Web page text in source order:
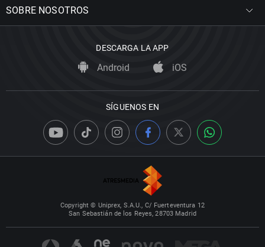
SOBRE NOSOTROS
DESCARGA LA APP
Android iOS
SÍGUENOS EN
Copyright © Uniprex, S.A.U., C/ Fuerteventura 12
San Sebastián de los Reyes, 28703 Madrid